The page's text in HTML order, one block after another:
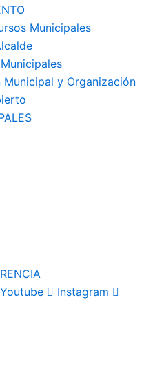
Municipales
y Organización
Youtube Instagram